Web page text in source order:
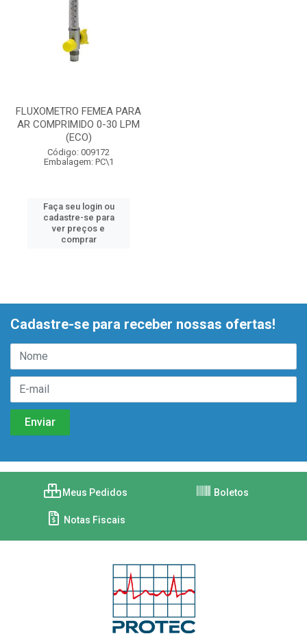
FLUXOMETRO FEMEA PARA
AR COMPRIMIDO 0-30 LPM
(ECO)
Código: 009172
Embalagem: PC\1
Faça seu login ou
cadastre-se para
ver preços e
comprar
Cadastre-se para receber nossas ofertas!
Meus Pedidos Boletos
Notas Fiscais